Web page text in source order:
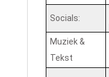
Socials:
Muziek &
Tekst